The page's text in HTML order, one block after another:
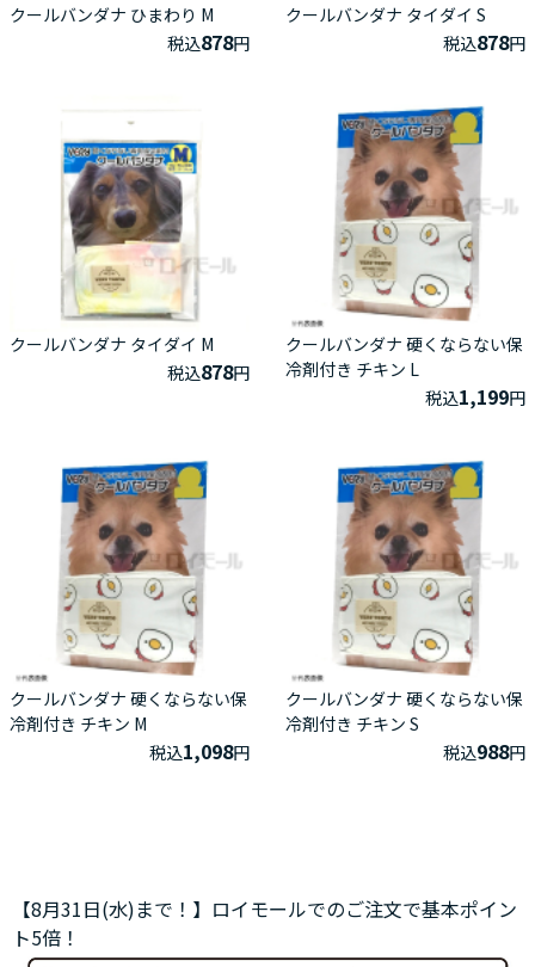
クールバンダナ ひまわり M
税込878円
クールバンダナ タイダイ S
税込878円
クールバンダナ タイダイ M
税込878円
クールバンダナ 硬くならない保
冷剤付き チキン L
税込1,199円
クールバンダナ 硬くならない保
冷剤付き チキン M
税込1,098円
クールバンダナ 硬くならない保
冷剤付き チキン S
税込988円
【8月31日(水)まで！】ロイモールでのご注文で基本ポイン
ト5倍！